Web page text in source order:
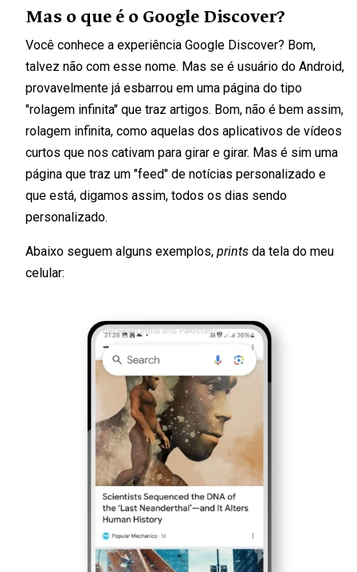
Mas o que é o Google Discover?
Você conhece a experiência Google Discover? Bom,
talvez não com esse nome. Mas se é usuário do Android,
provavelmente já esbarrou em uma página do tipo
"rolagem infinita" que traz artigos. Bom, não é bem assim,
rolagem infinita, como aquelas dos aplicativos de vídeos
curtos que nos cativam para girar e girar. Mas é sim uma
página que traz um "feed" de notícias personalizado e
que está, digamos assim, todos os dias sendo
personalizado.
Abaixo seguem alguns exemplos, prints da tela do meu
celular: